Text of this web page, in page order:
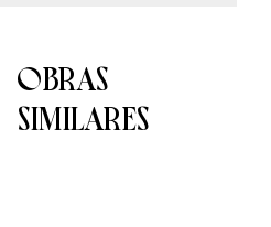
OBRAS
SIMILARES